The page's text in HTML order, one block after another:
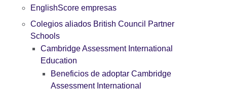
EnglishScore empresas
Colegios aliados British Council Partner
Schools
Cambridge Assessment International
Education
Beneficios de adoptar Cambridge
Assessment International